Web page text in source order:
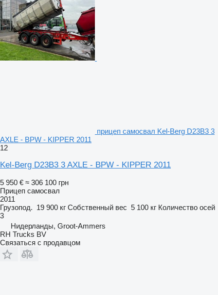
прицеп самосвал Kel-Berg D23B3 3
AXLE - BPW - KIPPER 2011
12
Kel-Berg D23B3 3 AXLE - BPW - KIPPER 2011
5 950 € ≈ 306 100 грн
Прицеп самосвал
2011
Грузопод. 19 900 кг Собственный вес 5 100 кг Количество осей
3
Нидерланды, Groot-Ammers
RH Trucks BV
Связаться с продавцом